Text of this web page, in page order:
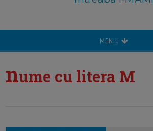
MENIU
nume cu litera M